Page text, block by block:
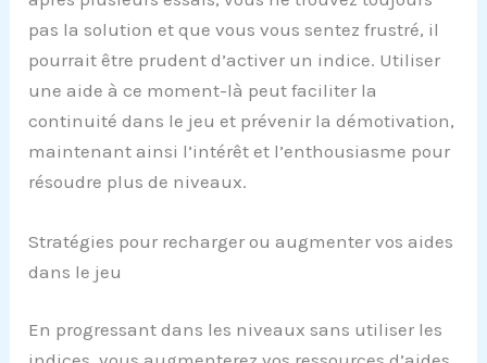
pas la solution et que vous vous sentez frustré, il
pourrait être prudent d’activer un indice. Utiliser
une aide à ce moment-là peut faciliter la
continuité dans le jeu et prévenir la démotivation,
maintenant ainsi l’intérêt et l’enthousiasme pour
résoudre plus de niveaux.
Stratégies pour recharger ou augmenter vos aides
dans le jeu
En progressant dans les niveaux sans utiliser les